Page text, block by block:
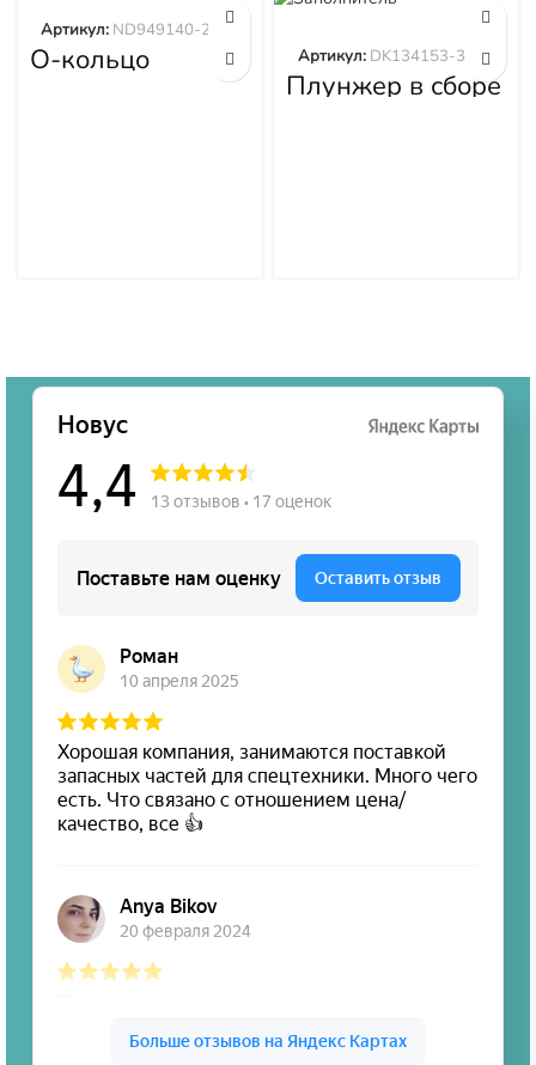
О-кольцо
ND949140-2570
Артикул: ND949140-2570
Плунжер в сборе
DK134153-3520
Артикул: DK134153-3520